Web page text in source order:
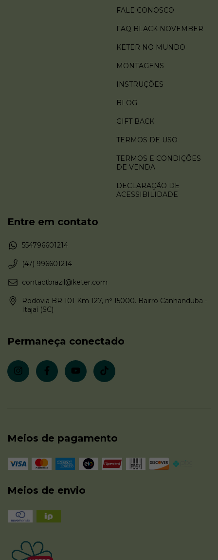
FALE CONOSCO
FAQ BLACK NOVEMBER
KETER NO MUNDO
MONTAGENS
INSTRUÇÕES
BLOG
GIFT BACK
TERMOS DE USO
TERMOS E CONDIÇÕES
DE VENDA
DECLARAÇÃO DE
ACESSIBILIDADE
Entre em contato
554796601214
(47) 996601214
contactbrazil@keter.com
Rodovia BR 101 Km 127, nº 15000. Bairro Canhanduba -
Itajaí (SC)
Permaneça conectado
Meios de pagamento
Meios de envio